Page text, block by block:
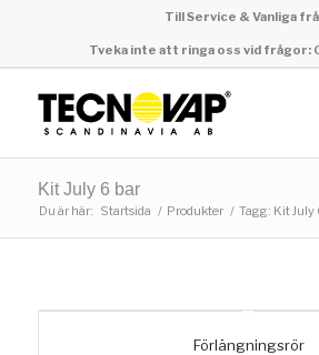
Till Service & Vanliga
Tveka inte att ringa oss vid frågor:
Kit July 6 bar
Du är här: Startsida / Produkter / Tagg: Kit July
Förlängningsrör